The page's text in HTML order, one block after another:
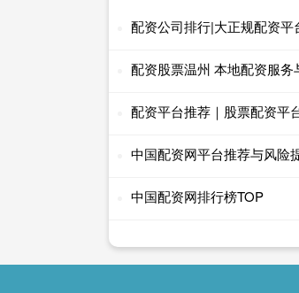
配资公司排行|大正规配资平
配资股票温州 本地配资服务
配资平台推荐｜股票配资平
中国配资网平台推荐与风险
中国配资网排行榜TOP